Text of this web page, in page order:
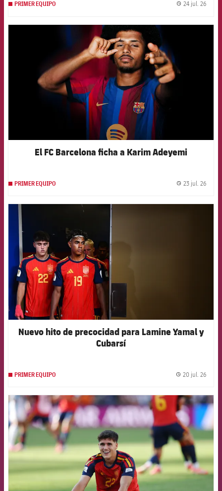
PRIMER EQUIPO 24 jul. 26
FCB Barcelona badge
El FC Barcelona ficha a Karim Adeyemi
PRIMER EQUIPO 23 jul. 26
FCB Barcelona badge
Nuevo hito de precocidad para Lamine Yamal y
Cubarsí
PRIMER EQUIPO 20 jul. 26
FCB Barcelona badge